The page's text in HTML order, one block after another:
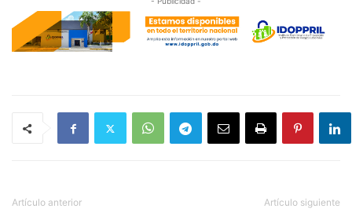
Artículo anterior Artículo siguiente